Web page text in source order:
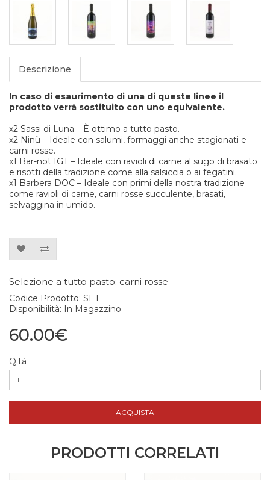
Descrizione
In caso di esaurimento di una di queste linee il
prodotto verrà sostituito con uno equivalente.
x2 Sassi di Luna – È ottimo a tutto pasto.
x2 Ninù – Ideale con salumi, formaggi anche stagionati e
carni rosse.
x1 Bar-not IGT – Ideale con ravioli di carne al sugo di brasato
e risotti della tradizione come alla salsiccia o ai fegatini.
x1 Barbera DOC – Ideale con primi della nostra tradizione
come ravioli di carne, carni rosse succulente, brasati,
selvaggina in umido.
Selezione a tutto pasto: carni rosse
Codice Prodotto: SET
Disponibilità: In Magazzino
60.00€
Q.tà
ACQUISTA
PRODOTTI CORRELATI